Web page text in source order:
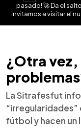
pasado! 🚀 Da el
invitamos a visitar el
¿Otra vez,
La Sitrafesfut
fútbol y hacen un